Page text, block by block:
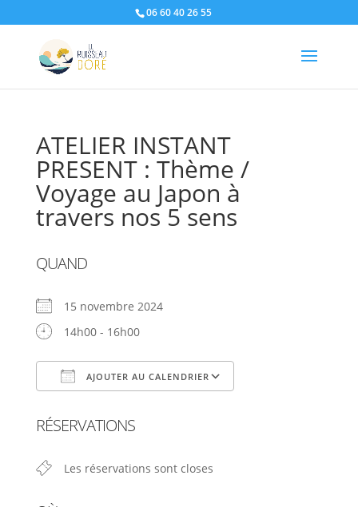
06 60 40 26 55
ATELIER INSTANT
PRESENT : Thème /
Voyage au Japon à
travers nos 5 sens
QUAND
15 novembre 2024
14h00 - 16h00
AJOUTER AU CALENDRIER
RÉSERVATIONS
Les réservations sont closes